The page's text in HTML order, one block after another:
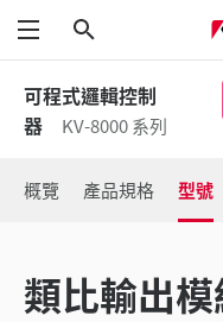
功能表
可程式邏輯控制
器
KV-8000 系列
概覽 產品規格 型號
類比輸出模